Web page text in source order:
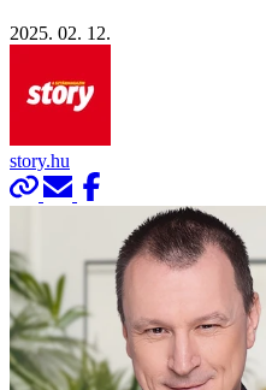
2025. 02. 12.
story.hu